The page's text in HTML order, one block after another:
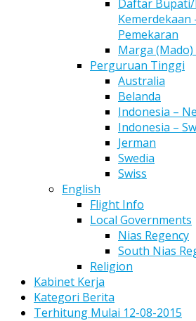
Daftar Bupati/
Kemerdekaan
Pemekaran
Marga (Mado)
Perguruan Tinggi
Australia
Belanda
Indonesia –
Indonesia –
Jerman
Swedia
Swiss
English
Flight Info
Local Governments
Nias Regency
South Nias
Religion
Kabinet Kerja
Kategori Berita
Terhitung Mulai 12-08-2015